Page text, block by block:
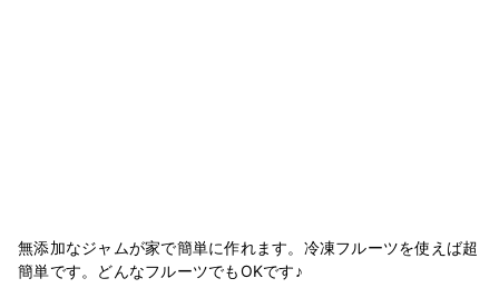
無添加なジャムが家で簡単に作れます。冷凍フルーツを使えば超
簡単です。どんなフルーツでもOKです♪